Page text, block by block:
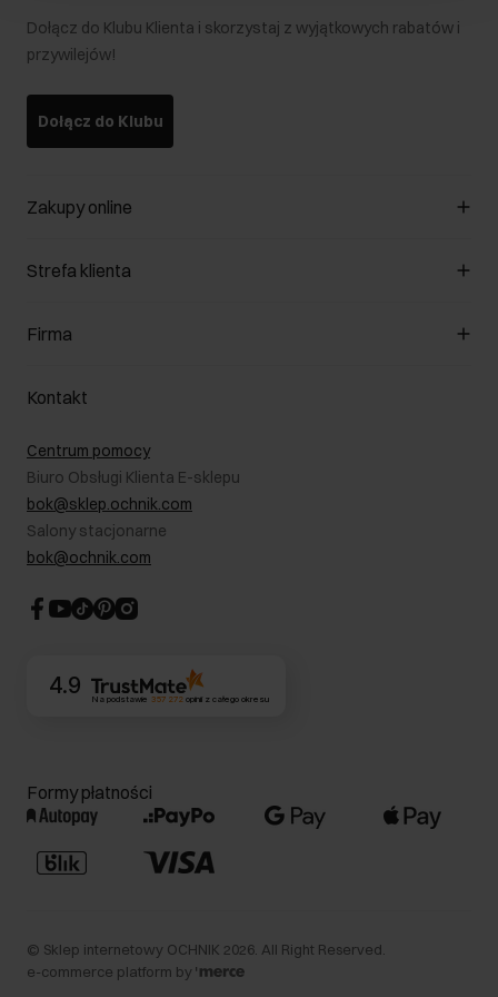
Dołącz do Klubu Klienta i skorzystaj z wyjątkowych rabatów i
przywilejów!
Dołącz do Klubu
Zakupy online
Zarządzaj cookies
Formy płatności
Jak dokonać zwrotu?
Strefa klienta
Klub Klienta
Zwróć produkty
W podróży
Karta podarunkowa
Bezpieczne zakupy
Blog
Firma
O nas
Salony
B2B - Sprzedaż dla firm
RODO- Polityka prywatności
Informacje prawne
Dla akcjonariuszy
CSR
Kontakt
Centrum pomocy
Biuro Obsługi Klienta E-sklepu
bok@sklep.ochnik.com
Salony stacjonarne
bok@ochnik.com
4.9
Na podstawie 357 272opinii z całego okresu
Formy płatności
© Sklep internetowy OCHNIK 2026 . All Right Reserved.
e-commerce platform by